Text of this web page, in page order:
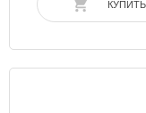
КУПИТЬ